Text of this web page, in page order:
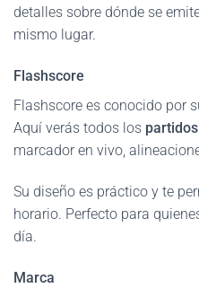
detalles sobre dónde se
mismo lugar.
Flashscore
Flashscore es conocido por
Aquí verás todos los
marcador en vivo,
Su diseño es práctico y te
horario. Perfecto para
día.
Marca